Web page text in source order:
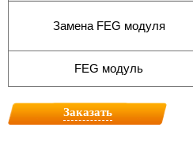
Замена FEG модуля
FEG модуль
Заказать